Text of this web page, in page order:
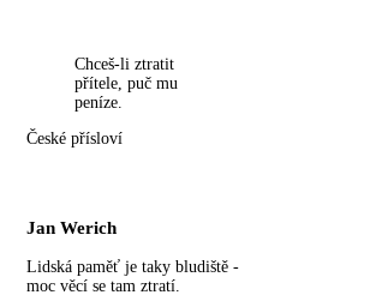
Chceš-li ztratit
přítele, puč mu
peníze.
České přísloví
Jan Werich
Lidská paměť je taky bludiště -
moc věcí se tam ztratí.